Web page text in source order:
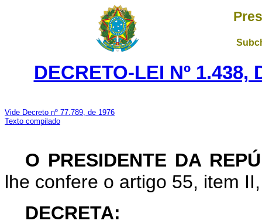
DECRETO-LEI Nº 1.438,
Vide Decreto nº 77.789, de 1976
Texto compilado
O PRESIDENTE DA
lhe confere o artigo 55, item
DECRETA: